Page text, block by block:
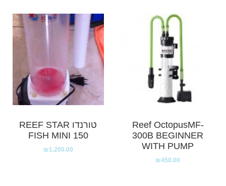
Reef OctopusMF-
300B BEGINNER
WITH PUMP
₪450.00
טורנדו REEF STAR
FISH MINI 150
₪1,200.00